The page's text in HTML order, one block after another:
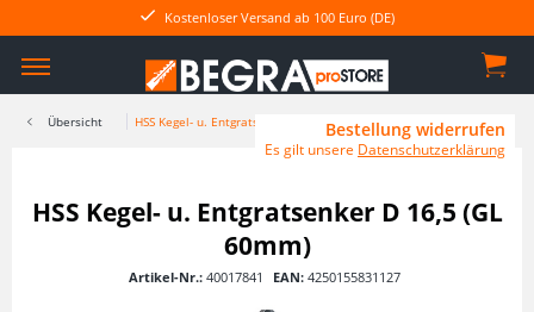
Kostenloser Versand ab 100 Euro (DE)
Übersicht HSS Kegel- u. Entgratsenker
HSS Kegel- u. Entgratsenker D 16,5 (GL
60mm)
Artikel-Nr.: 40017841 EAN: 4250155831127
Bestellung widerrufen
Es gilt unsere Datenschutzerklärung